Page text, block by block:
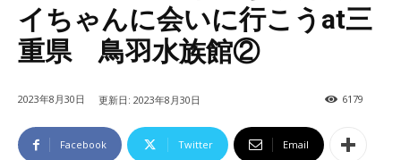
イちゃんに会いに行こうat三
重県 鳥羽水族館②
2023年8月30日 更新日: 2023年8月30日 6179
Facebook Twitter Email